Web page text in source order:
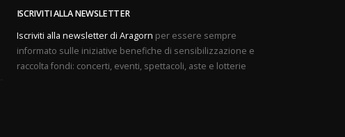
ISCRIVITI ALLA NEWSLETTER
Iscriviti alla newsletter di Aragorn per essere sempre
informato sulle iniziative benefiche di sensibilizzazione e
raccolta fondi: concerti, eventi, spettacoli, aste e lotterie